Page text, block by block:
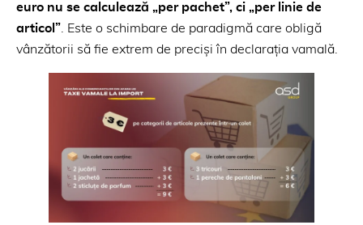
euro nu se calculează „per pachet”, ci „per linie de
articol”. Este o schimbare de paradigmă care obligă
vânzătorii să fie extrem de preciși în declarația vamală.